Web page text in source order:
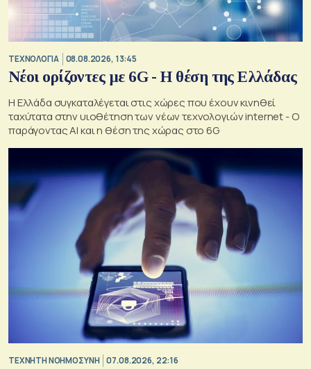
ΤΕΧΝΟΛΟΓΙΑ 08.08.2026, 13:45
Νέοι ορίζοντες με 6G - Η θέση της Ελλάδας
Η Ελλάδα συγκαταλέγεται στις χώρες που έχουν κινηθεί
ταχύτατα στην υιοθέτηση των νέων τεχνολογιών internet - Ο
παράγοντας AI και η θέση της χώρας στο 6G
TΕΧΝΗΤΗ ΝΟΗΜΟΣΥΝΗ 07.08.2026, 22:16